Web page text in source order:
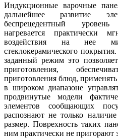
Индукционные варочные
дальнейшее развитие
беспрецедентный
нагревается практически
воздействия на нее
стеклокерамического
заданный режим это
приготовления,
приготовления блюд,
в широком диапазоне
продвинутые модели
элементов сообщающих
распознают не только
размер. Поврехность таких
ним практически не пригорают